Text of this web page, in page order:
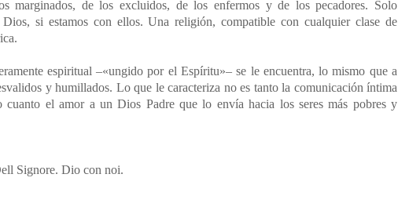
marginados, de los excluidos, de los enfermos y de los pecadores. Solo
Dios, si estamos con ellos. Una religión, compatible con cualquier clase de
espiritual –«ungido por el Espíritu»– se le encuentra, lo mismo que a
y humillados. Lo que le caracteriza no es tanto la comunicación íntima
cuanto el amor a un Dios Padre que lo envía hacia los seres más pobres y
Signore. Dio con noi.